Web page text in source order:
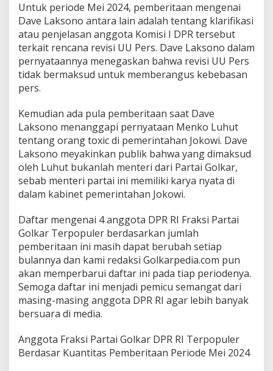
Untuk periode Mei 2024, pemberitaan mengenai
Dave Laksono antara lain adalah tentang klarifikasi
atau penjelasan anggota Komisi I DPR tersebut
terkait rencana revisi UU Pers. Dave Laksono dalam
pernyataannya menegaskan bahwa revisi UU Pers
tidak bermaksud untuk memberangus kebebasan
pers.
Kemudian ada pula pemberitaan saat Dave
Laksono menanggapi pernyataan Menko Luhut
tentang orang toxic di pemerintahan Jokowi. Dave
Laksono meyakinkan publik bahwa yang dimaksud
oleh Luhut bukanlah menteri dari Partai Golkar,
sebab menteri partai ini memiliki karya nyata di
dalam kabinet pemerintahan Jokowi.
Daftar mengenai 4 anggota DPR RI Fraksi Partai
Golkar Terpopuler berdasarkan jumlah
pemberitaan ini masih dapat berubah setiap
bulannya dan kami redaksi Golkarpedia.com pun
akan memperbarui daftar ini pada tiap periodenya.
Semoga daftar ini menjadi pemicu semangat dari
masing-masing anggota DPR RI agar lebih banyak
bersuara di media.
Anggota Fraksi Partai Golkar DPR RI Terpopuler
Berdasar Kuantitas Pemberitaan Periode Mei 2024